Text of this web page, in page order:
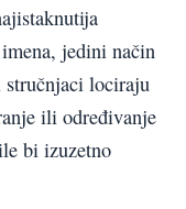
jedini način
lociraju
ili određivanje
bi izuzetno